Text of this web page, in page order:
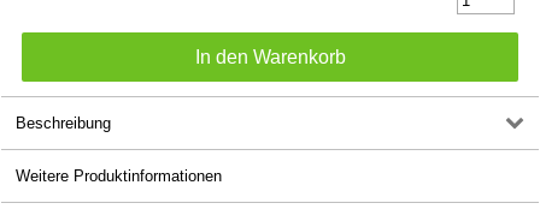
Beschreibung
Weitere Produktinformationen